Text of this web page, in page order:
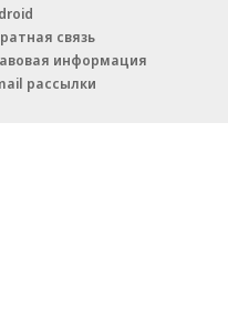
связь
информация
рассылки